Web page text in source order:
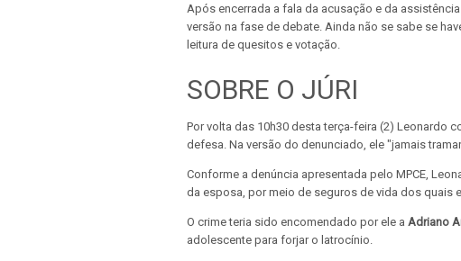
Após encerrada a fala da acusação e da
versão na fase de debate. Ainda não se sabe se
leitura de quesitos e votação.
SOBRE O JÚRI
Por volta das 10h30 desta terça-feira (2) Leonardo
defesa. Na versão do denunciado, ele "jamais
Conforme a denúncia apresentada pelo MPCE,
da esposa, por meio de seguros de vida dos quais
O crime teria sido encomendado por ele a Adriano
adolescente para forjar o latrocínio.